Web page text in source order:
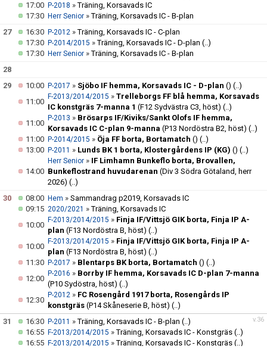
17:00 P-2018 »Träning, Korsavads IC
17:30 Herr Senior »Träning, Korsavads IC - B-plan
27
16:30 P-2012 »Träning, Korsavads IC - C-plan
17:30 P-2014/2015 »Träning, Korsavads IC - D-plan (..)
17:30 Herr Senior »Träning, Korsavads IC - B-plan
28
29
10:00 P-2017 » Sjöbo IF hemma, Korsavads IC - D-plan () (..)
11:00
F-2013/2014/2015 » Trelleborgs FF blå hemma, Korsavads
IC konstgräs 7-manna 1 (F12 Sydvästra C3, höst) (..)
11:00
P-2013 » Brösarps IF/Kiviks/Sankt Olofs IF hemma,
Korsavads IC C-plan 9-manna (P13 Nordöstra B2, höst) (..)
11:00 P-2014/2015 » Öja FF borta, Bortamatch () (..)
13:00 P-2011 » Lunds BK 1 borta, Klostergårdens IP (KG) () (..)
14:00
Herr Senior » IF Limhamn Bunkeflo borta, Brovallen,
Bunkeflostrand huvudarenan (Div 3 Södra Götaland, herr
2026) (..)
30
08:00 Hem » Sammandrag p2019, Korsavads IC
09:15 2020/2021 »Träning, Korsavads IC
10:00
F-2013/2014/2015 » Finja IF/Vittsjö GIK borta, Finja IP A-
plan (F13 Nordöstra B, höst) (..)
10:00
F-2013/2014/2015 » Finja IF/Vittsjö GIK borta, Finja IP A-
plan (F13 Nordöstra B, höst) (..)
11:30 P-2017 » Blentarps BK borta, Bortamatch () (..)
12:00
P-2016 » Borrby IF hemma, Korsavads IC D-plan 7-manna
(P10 Sydöstra, höst) (..)
12:30
P-2012 » FC Rosengård 1917 borta, Rosengårds IP
konstgräs (P14 Skåneserie B, höst) (..)
v.36
31 16:30 P-2011 »Träning, Korsavads IC - B-plan (..)
16:55 F-2013/2014/2015 »Träning, Korsavads IC - Konstgräs (..)
16:55 F-2013/2014/2015 »Träning, Korsavads IC - Konstgräs (..)